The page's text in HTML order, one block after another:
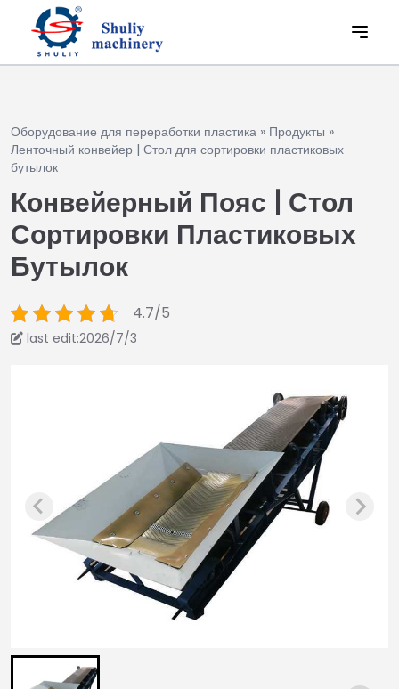
Оборудование для переработки пластика » Продукты »
Ленточный конвейер | Стол для сортировки пластиковых
бутылок
Конвейерный Пояс | Стол
Сортировки Пластиковых
Бутылок
4.7/5
last edit:2026/7/3